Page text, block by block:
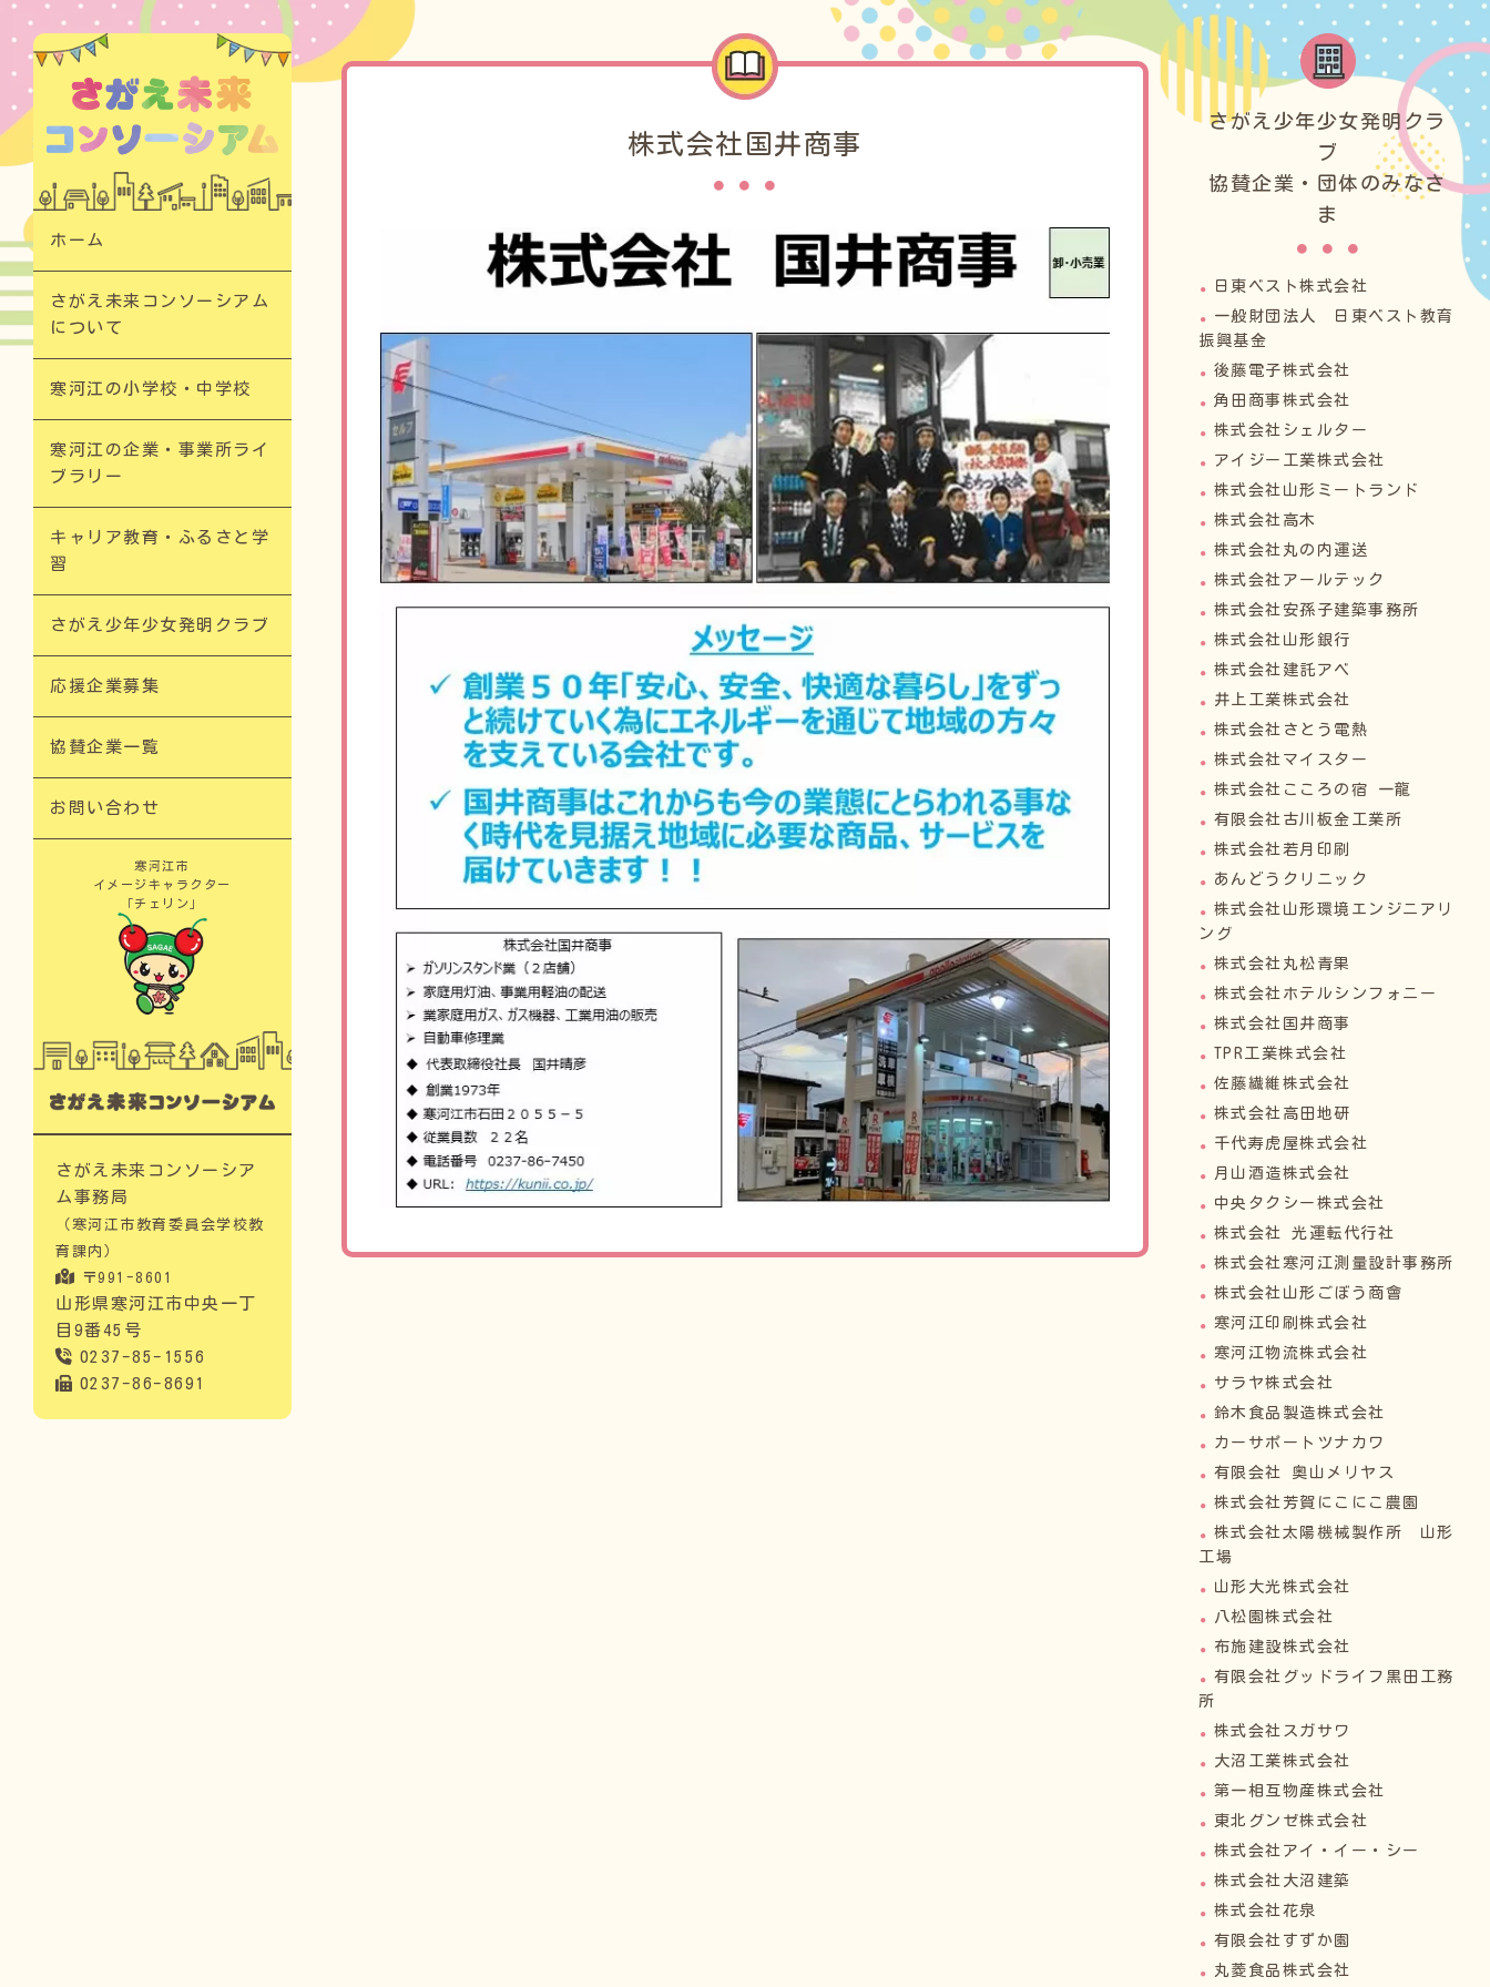
寒河江の企業・事業所ライブラリー｜次代の担い手「さがえっこ」を育む【
ホーム​
さがえ未来コンソーシアム
について​
寒河江の小学校・中学校​
寒河江の企業・事業所ライ
ブラリー​
キャリア教育・ふるさと学
習​
さがえ少年少女発明クラブ
応援企業募集​
協賛企業一覧
お問い合わせ
寒河江市
イメージキャラクター
「チェリン」
さがえ未来コンソーシア
ム事務局
（寒河江市教育委員会学校教
育課内）
〒991-8601
山形県寒河江市中央一丁
目9番45号
0237-85-1556
0237-86-8691
株式会社国井商事​
さがえ少年少女発明クラ
ブ
協賛企業・団体のみなさ
ま
日東ベスト株式会社
一般財団法人 日東ベスト教育
振興基金
後藤電子株式会社
角田商事株式会社
株式会社シェルター
アイジー工業株式会社
株式会社山形ミートランド
株式会社高木
株式会社丸の内運送
株式会社アールテック
株式会社安孫子建築事務所
株式会社山形銀行
株式会社建託アベ
井上工業株式会社
株式会社さとう電熱
株式会社マイスター
株式会社こころの宿 一龍
有限会社古川板金工業所
株式会社若月印刷
あんどうクリニック
株式会社山形環境エンジニアリ
ング
株式会社丸松青果
株式会社ホテルシンフォニー
株式会社国井商事
TPR工業株式会社
佐藤繊維株式会社
株式会社高田地研
千代寿虎屋株式会社
月山酒造株式会社
中央タクシー株式会社
株式会社 光運転代行社
株式会社寒河江測量設計事務所
株式会社山形ごぼう商會
寒河江印刷株式会社
寒河江物流株式会社
サラヤ株式会社
鈴木食品製造株式会社
カーサポートツナカワ
有限会社 奥山メリヤス
株式会社芳賀にこにこ農園
株式会社太陽機械製作所 山形
工場
山形大光株式会社
八松園株式会社
布施建設株式会社
有限会社グッドライフ黒田工務
所
株式会社スガサワ
大沼工業株式会社
第一相互物産株式会社
東北グンゼ株式会社
株式会社アイ・イー・シー
株式会社大沼建築
株式会社花泉
有限会社すずか園
丸菱食品株式会社